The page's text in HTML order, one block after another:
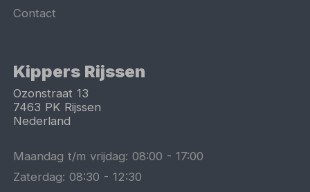
Contact
Kippers Rijssen
Ozonstraat 13
7463 PK Rijssen
Nederland
Maandag t/m vrijdag:08:00 -17:00
Zaterdag:08:30 -12:30